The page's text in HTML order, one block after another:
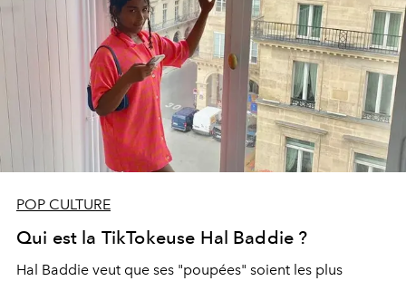
POP CULTURE
Qui est la TikTokeuse Hal Baddie ?
Hal Baddie veut que ses "poupées" soient les plus